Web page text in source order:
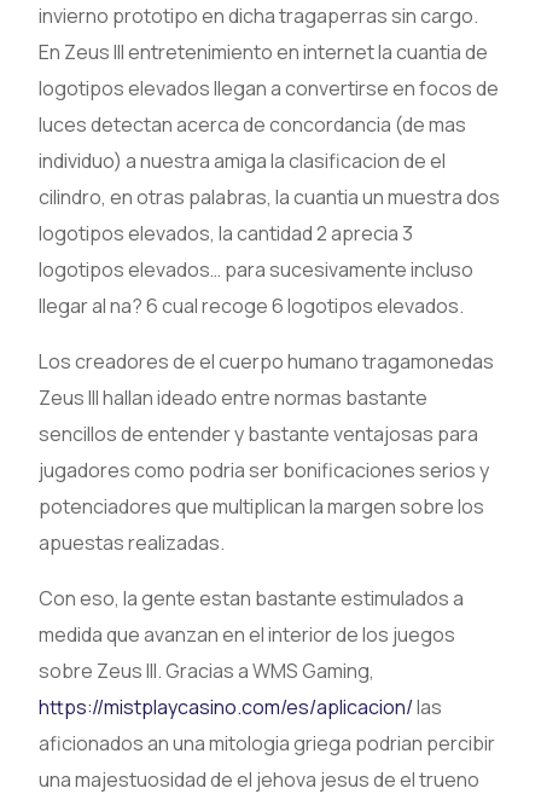
invierno prototipo en dicha tragaperras sin cargo.
En Zeus III entretenimiento en internet la cuantia de
logotipos elevados llegan a convertirse en focos de
luces detectan acerca de concordancia (de mas
individuo) a nuestra amiga la clasificacion de el
cilindro, en otras palabras, la cuantia un muestra dos
logotipos elevados, la cantidad 2 aprecia 3
logotipos elevados… para sucesivamente incluso
llegar al na? 6 cual recoge 6 logotipos elevados.
Los creadores de el cuerpo humano tragamonedas
Zeus III hallan ideado entre normas bastante
sencillos de entender y bastante ventajosas para
jugadores como podria ser bonificaciones serios y
potenciadores que multiplican la margen sobre los
apuestas realizadas.
Con eso, la gente estan bastante estimulados a
medida que avanzan en el interior de los juegos
sobre Zeus III. Gracias a WMS Gaming,
https://mistplaycasino.com/es/aplicacion/las
aficionados an una mitologia griega podrian percibir
una majestuosidad de el jehova jesus de el trueno